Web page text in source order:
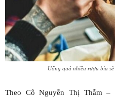
Uống quá nhiều rượu bia
Theo Cô Nguyễn Thị Thắm